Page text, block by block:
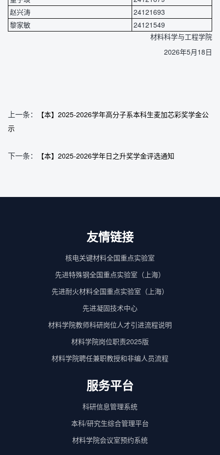
赵兴涛
24121693
黎家敏
24121549
材料科学与工程学院
2026年5月18日
上一条：
【本】2025-2026学年高分子系本科生麦加芯彩奖学金公
示
下一条： 【本】2025-2026学年日之升奖学金评选通知
友情链接
核电关键材料全国重点实验室
先进特殊钢全国重点实验室（上海）
先进耐火材料全国重点实验室（上海）
先进凝固技术中心
材料学院教师科研岗位人才引进流程说明
材料学院岗位职责2025版
材料学院聘任兼职教授和非编人员流程
服务平台
科研信息管理系统
本科/研究生综合管理平台
材料学院会议室预约系统